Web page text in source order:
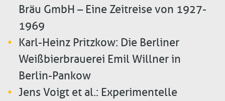
Bräu GmbH – Eine Zeitreise von 1927-
1969
Karl-Heinz Pritzkow: Die Berliner
Weißbierbrauerei Emil Willner in
Berlin-Pankow
Jens Voigt et al.: Experimentelle